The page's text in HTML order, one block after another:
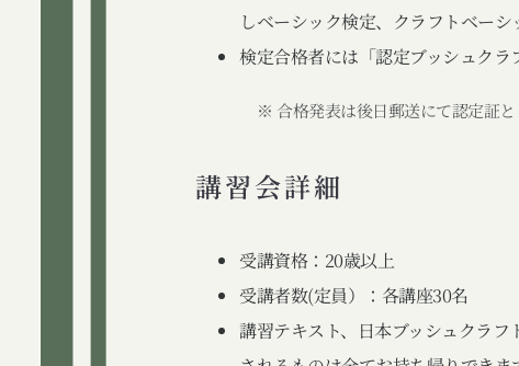
しベーシック検定、クラフトベーシ
検定合格者には「認定ブッシュクラ
※ 合格発表は後日郵送にて認定証と
講習会詳細
受講資格：20歳以上
受講者数(定員）：各講座30名
講習テキスト、日本ブッシュクラ